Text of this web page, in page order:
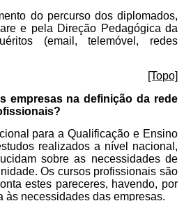
do percurso dos diplomados,
e pela Direção Pedagógica da
(email, telemóvel, redes
[Topo]
empresas na definição da rede
para a Qualificação e Ensino
realizados a nível nacional,
sobre as necessidades de
Os cursos profissionais são
estes pareceres, havendo, por
às necessidades das empresas.